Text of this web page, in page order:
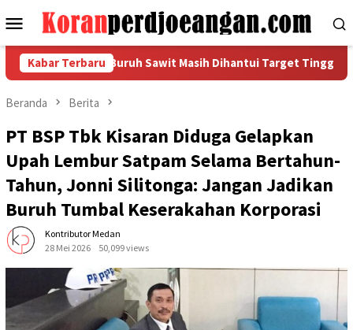
ke
Menu
Mobile
Kabar Terbaru
Sumut: Buruh Sawit Masih Dihantui Target Tinggi dan
Beranda Berita
PT BSP Tbk Kisaran Diduga Gelapkan
Upah Lembur Satpam Selama Bertahun-
Tahun, Jonni Silitonga: Jangan Jadikan
Buruh Tumbal Keserakahan Korporasi
Kontributor Medan
28 Mei 2026
50,099 views